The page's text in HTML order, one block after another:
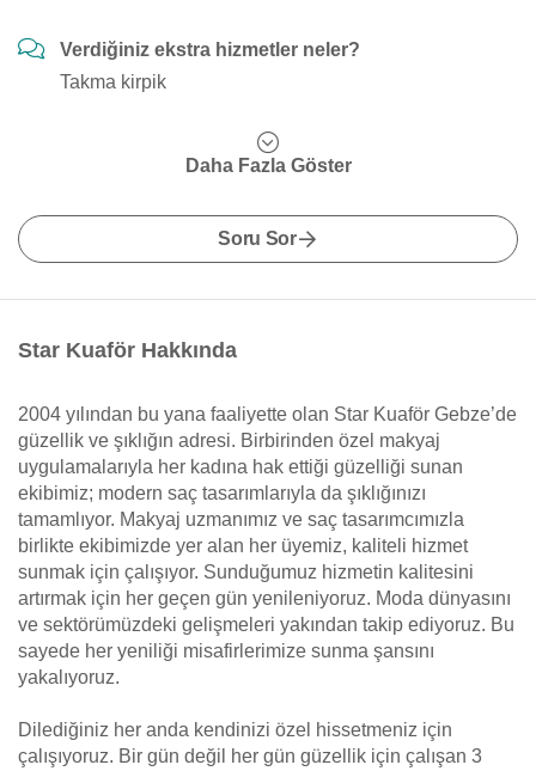
Verdiğiniz ekstra hizmetler neler?
Takma kirpik
Daha Fazla Göster
Soru Sor
Star Kuaför Hakkında
2004 yılından bu yana faaliyette olan Star Kuaför Gebze’de
güzellik ve şıklığın adresi. Birbirinden özel makyaj
uygulamalarıyla her kadına hak ettiği güzelliği sunan
ekibimiz; modern saç tasarımlarıyla da şıklığınızı
tamamlıyor. Makyaj uzmanımız ve saç tasarımcımızla
birlikte ekibimizde yer alan her üyemiz, kaliteli hizmet
sunmak için çalışıyor. Sunduğumuz hizmetin kalitesini
artırmak için her geçen gün yenileniyoruz. Moda dünyasını
ve sektörümüzdeki gelişmeleri yakından takip ediyoruz. Bu
sayede her yeniliği misafirlerimize sunma şansını
yakalıyoruz.
Dilediğiniz her anda kendinizi özel hissetmeniz için
çalışıyoruz. Bir gün değil her gün güzellik için çalışan 3